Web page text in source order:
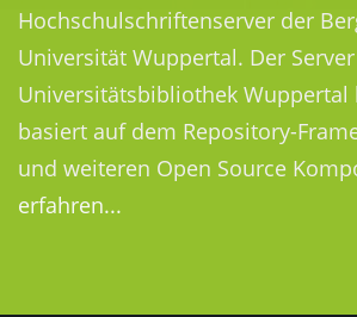
Hochschulschriftenserver der
Universität Wuppertal. Der
Universitätsbibliothek Wuppertal
basiert auf dem Repository-
und weiteren Open Source
erfahren...